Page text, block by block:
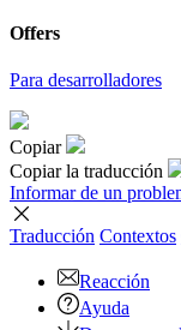
Offers
Para desarrolladores
Copiar
Copiar la traducción
Informar de un
Traducción Contextos
Reacción
Ayuda